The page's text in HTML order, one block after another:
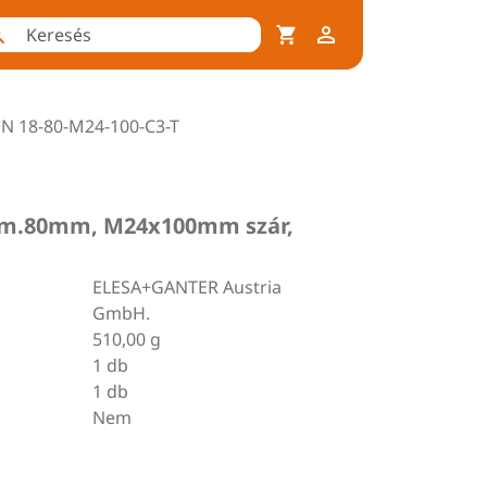
18-80-M24-100-C3-T
M24x100mm szár,
ELESA+GANTER Austria
GmbH.
510,00 g
1 db
1 db
Nem